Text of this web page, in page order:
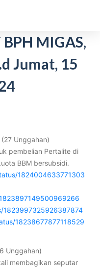
MIGAS,
Jumat, 15
Unggahan)
pembelian Pertalite di
BBM bersubsidi.
1824004633771303
1823997325926387874
18238677877118529
Unggahan)
membagikan seputar